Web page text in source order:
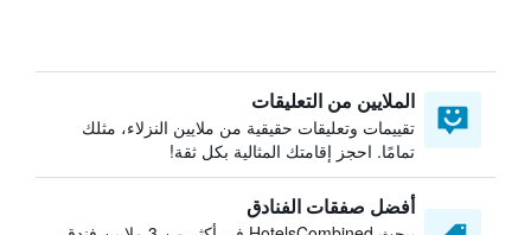
الملايين من التعليقات
تقييمات وتعليقات حقيقية من ملايين النزلاء، مثلك
تمامًا. احجز إقامتك المثالية بكل ثقة!
أفضل صفقات الفنادق